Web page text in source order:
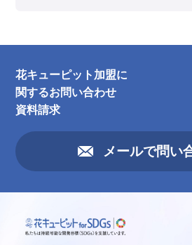
花キューピット加盟に
関するお問い合わせ
資料請求
メールで問い